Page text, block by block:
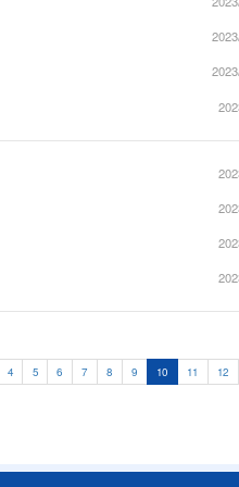
4 5 6 7 8 9 10 11 12